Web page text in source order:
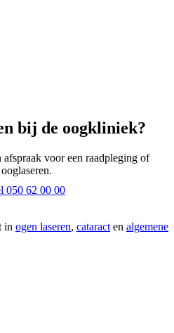
bij de oogkliniek?
voor een raadpleging of
050 62 00 00
in ogen laseren, cataract en algemene